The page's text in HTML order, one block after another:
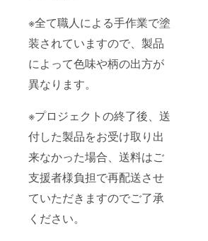
※全て職人による手作業で塗
装されていますので、製品
によって色味や柄の出方が
異なります。
※プロジェクトの終了後、送
付した製品をお受け取り出
来なかった場合、送料はご
支援者様負担で再配送させ
ていただきますのでご了承
ください。